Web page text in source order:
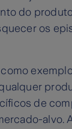
do
os
de
alvo.